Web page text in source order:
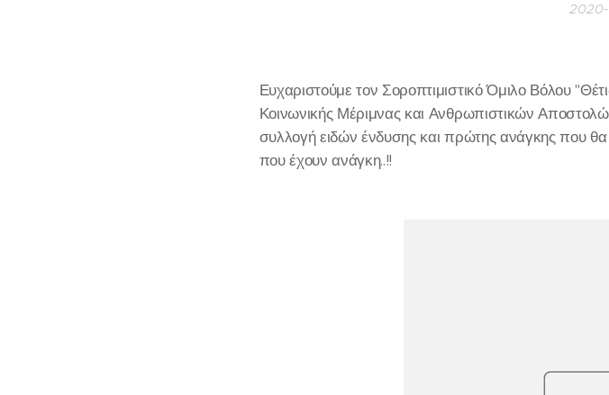
2020-
Ευχαριστούμε τον Σοροπτιμιστικό Όμιλο Βόλου
Κοινωνικής Μέριμνας και Ανθρωπιστικών
συλλογή ειδών ένδυσης και πρώτης ανάγκης που
που έχουν ανάγκη..!!